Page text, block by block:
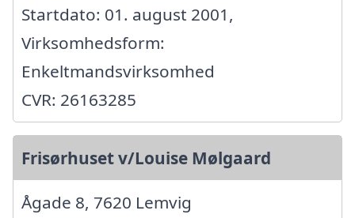
Startdato: 01. august 2001,
Virksomhedsform:
Enkeltmandsvirksomhed
CVR: 26163285
Frisørhuset v/Louise Mølgaard
Ågade 8, 7620 Lemvig